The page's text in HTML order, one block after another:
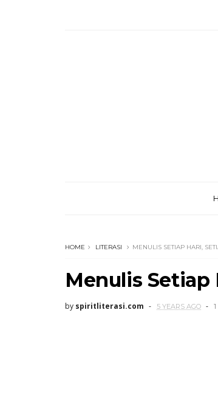
HOME LITERASI MENULIS SETIAP HARI,
Menulis Setiap
by spiritliterasi.com 5 YEARS AGO